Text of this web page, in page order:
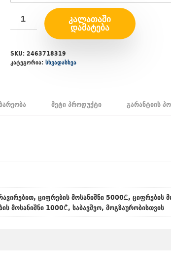
ᲙᲐᲚᲐᲗᲐᲨᲘ
ᲓᲐᲛᲐᲢᲔᲑᲐ
SKU: 2463718319
კატეგორია: სხვადასხვა
მეტი პროდუქტი გარანტიის
ციფრების მოსანიშნი 5000₾, ციფრების
მოსანიშნი 1000₾, საბავშვო, მოგზაურობისთვის